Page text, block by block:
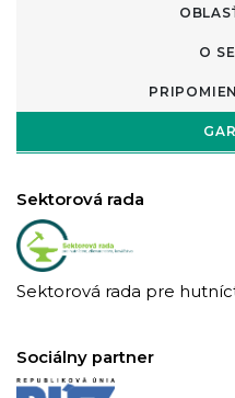
O
Sektorová rada
Sektorová rada pre
Sociálny partner